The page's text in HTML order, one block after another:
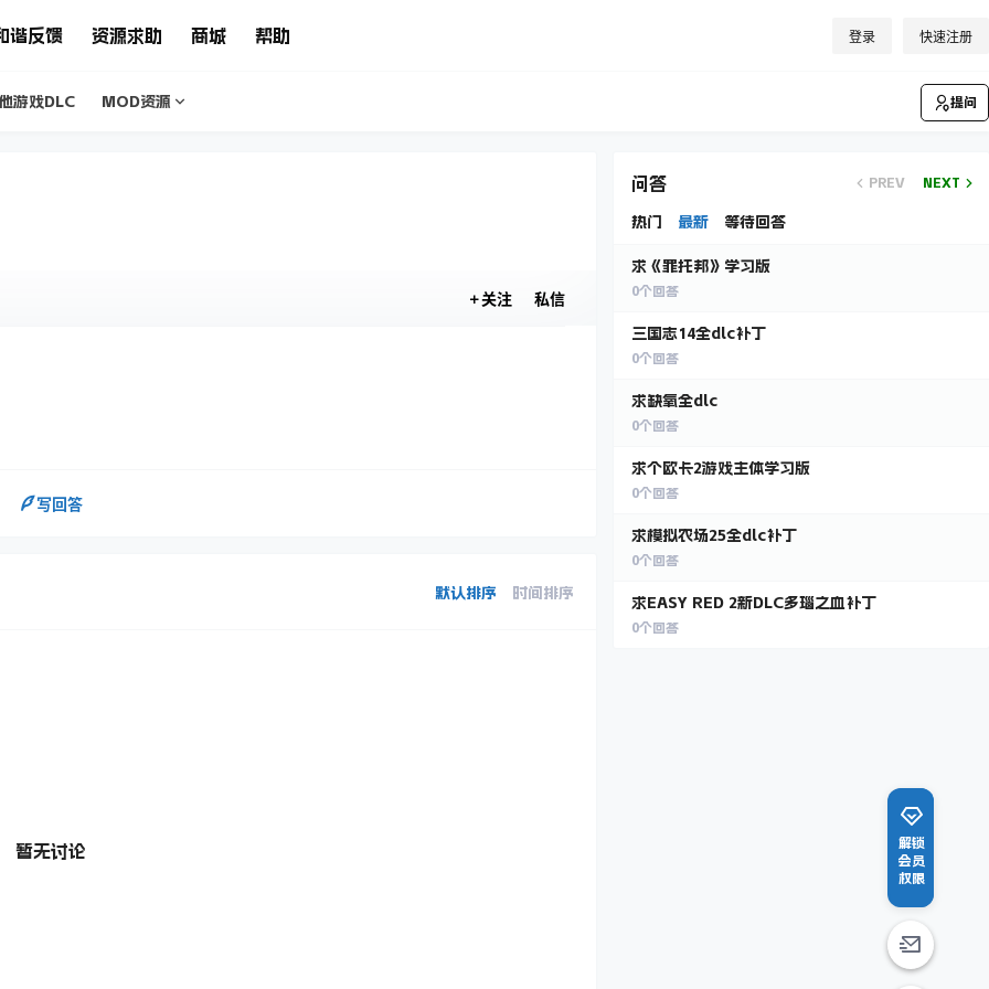
谐反馈 资源求助 商城 帮助 登录 快速注册
游戏DLC MOD资源 提问
关注 私信
写回答
默认排序 时间排序
暂无讨论
问答 PREV NEXT
热门 最新 等待回答
求《罪托邦》学习版
0个回答
三国志14全dlc补丁
0个回答
求缺氧全dlc
0个回答
求个欧卡2游戏主体学习版
0个回答
求模拟农场25全dlc补丁
0个回答
求EASY RED 2新DLC多瑙之血补丁
0个回答
解锁
会员
权限